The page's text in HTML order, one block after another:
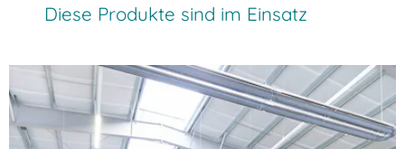
Diese Produkte sind im Einsatz